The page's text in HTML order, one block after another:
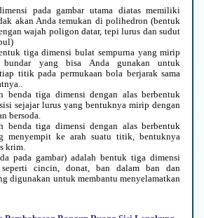
pada gambar utama diatas memiliki
akan Anda temukan di polihedron (bentuk
wajah poligon datar, tepi lurus dan sudut
tiga dimensi bulat sempurna yang mirip
bundar yang bisa Anda gunakan untuk
titik pada permukaan bola berjarak sama
benda tiga dimensi dengan alas berbentuk
sejajar lurus yang bentuknya mirip dengan
bersoda.
benda tiga dimensi dengan alas berbentuk
menyempit ke arah suatu titik, bentuknya
krim.
pada gambar) adalah bentuk tiga dimensi
cincin, donat, ban dalam ban dan
digunakan untuk membantu menyelamatkan